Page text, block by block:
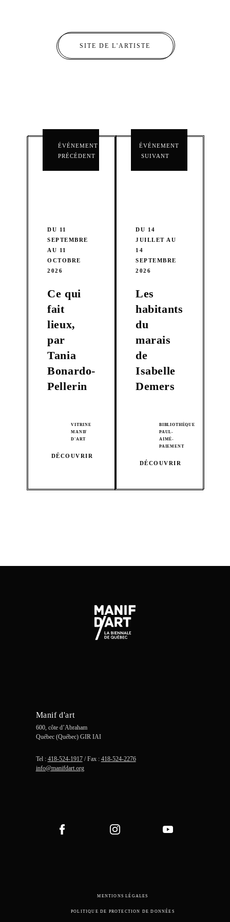
SITE DE L'ARTISTE
ÉVÉNEMENT
PRÉCÉDENT
DU 11
SEPTEMBRE
AU 11
OCTOBRE
2026
Ce qui
fait
lieux,
par
Tania
Bonardo-
Pellerin
VITRINE
MANIF
D'ART
DÉCOUVRIR
ÉVÉNEMENT
SUIVANT
DU 14
JUILLET AU
14
SEPTEMBRE
2026
Les
habitants
du
marais
de
Isabelle
Demers
BIBLIOTHÈQUE
PAUL-
AIMÉ-
PAIEMENT
DÉCOUVRIR
Manif d'art
600, côte d’Abraham
Québec (Québec) GIR IAI
Tel : 418-524-1917/ Fax : 418-524-2276
info@manifdart.org
MENTIONS LÉGALES
POLITIQUE DE PROTECTION DE DONNÉES